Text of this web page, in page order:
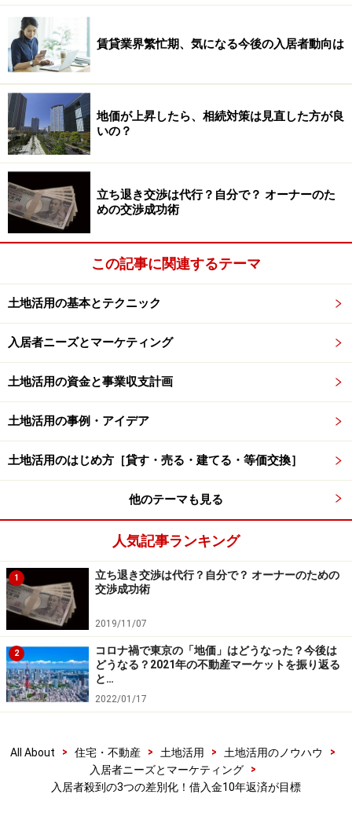
と社会人とでは生活サイクルが違います。学生が卒業し
てこの街から離れてしまうのに比べて、社会人の方が長
く住んで貰え安定したニーズが見込めると判断し、Ａさ
ました。
3つのコンセプトで差別化を実現！
Ａさんは、近隣のマンションの特徴や、間取り、仕様、
家賃について調査・比較してみることから始めたそうで
す。また、それと並行してオーナー向け勉強会などにも
積極的に参加し、マンションのトラブル事例やマンショ
ン生活についての不満についても調べ上げました。
DKにすることで、ゆとりの空間を提供することに決めま
した。
また、それに加えて、下記の３つのコンセプトを立て、
競合物件との差別化をはかることにしました。
＜コンセプト１＞アートな空間づくり
エントランスホールにはアーティスティックな写真が並ぶ
エントランスホールに油絵や写真を飾り、ギャラリー的
な空間を演出しました。入居者にゆとりと安らぎを感じ
て貰える空間を提供したいという強い思いがあってのこ
とだそうです。
＜コンセプト２＞植栽の利用
賃貸業界繁忙期、気になる今後の入居者動向は
地価が上昇したら、相続対策は見直した方が良
いの？
立ち退き交渉は代行？自分で？ オーナーのた
めの交渉成功術
この記事に関連するテーマ
土地活用の基本とテクニック
入居者ニーズとマーケティング
土地活用の資金と事業収支計画
土地活用の事例・アイデア
土地活用のはじめ方［貸す・売る・建てる・等価交換］
他のテーマも見る
人気記事ランキング
1
立ち退き交渉は代行？自分で？ オーナーのための
交渉成功術
2019/11/07
2
コロナ禍で東京の「地価」はどうなった？今後は
どうなる？2021年の不動産マーケットを振り返る
と…
2022/01/17
All About > 住宅・不動産 > 土地活用 > 土地活用のノウハウ
>
入居者ニーズとマーケティング
>
入居者殺到の3つの差別化！借入金10年返済が目標